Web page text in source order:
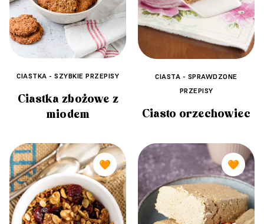
CIASTKA - SZYBKIE PRZEPISY
Ciastka zbożowe z
miodem
CIASTA - SPRAWDZONE
PRZEPISY
Ciasto orzechowiec
🧡 🧡